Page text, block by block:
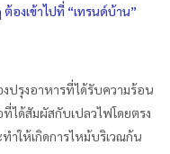
องเข้าไปที่ “เทรนด์บ้าน”
งปรุงอาหารที่ได้รับความร้อน
ได้สัมผัสกับเปลวไฟโดยตรง
ำให้เกิดการไหม้บริเวณก้น